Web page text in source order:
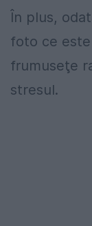
În plus,
foto ce
frumuseţe
stresul.